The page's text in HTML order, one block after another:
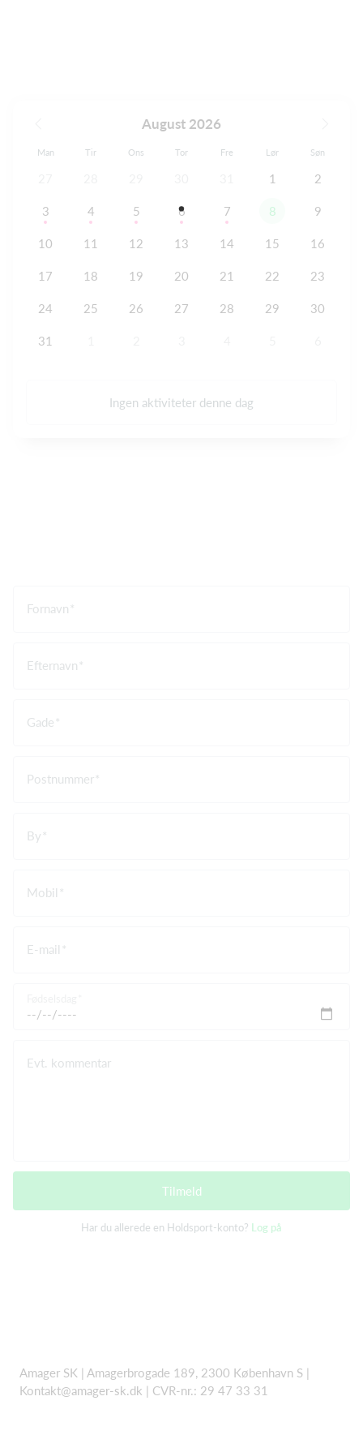
August 2026
Man Tir Ons Tor Fre Lør Søn
1 2
3 4 5 6 7 8 9
10 11 12 13 14 15 16
17 18 19 20 21 22 23
24 25 26 27 28 29 30
31
Ingen aktiviteter denne dag
Fornavn
Efternavn
Gade
Postnummer
By
Mobil
E-mail
Evt. kommentar
Tilmeld
Har du allerede en Holdsport-konto? Log på
Amager SK | Amagerbrogade 189, 2300 København S |
Kontakt@amager-sk.dk | CVR-nr.: 29 47 33 31